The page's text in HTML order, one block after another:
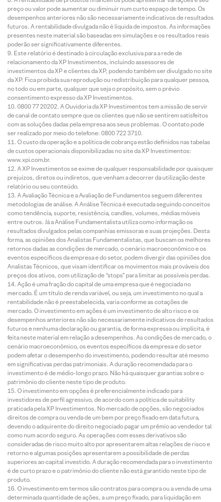
preço ou valor pode aumentar ou diminuir num curto espaço de tempo. Os
desempenhos anteriores não são necessariamente indicativos de resultados
futuros. A rentabilidade divulgada não é líquida de impostos. As informações
presentes neste material são baseadas em simulações e os resultados reais
poderão ser significativamente diferentes.
Este relatório é destinado à circulação exclusiva para a rede de
relacionamento da XP Investimentos, incluindo assessores de
investimentos da XP e clientes da XP, podendo também ser divulgado no site
da XP. Fica proibida sua reprodução ou redistribuição para qualquer pessoa,
no todo ou em parte, qualquer que seja o propósito, sem o prévio
consentimento expresso da XP Investimentos.
0800 77 20202. A Ouvidoria da XP Investimentos tem a missão de servir
de canal de contato sempre que os clientes que não se sentirem satisfeitos
com as soluções dadas pela empresa aos seus problemas. O contato pode
ser realizado por meio do telefone: 0800 722 3710.
O custo da operação e a política de cobrança estão definidos nas tabelas
de custos operacionais disponibilizadas no site da XP Investimentos:
www.xpi.com.br.
A XP Investimentos se exime de qualquer responsabilidade por quaisquer
prejuízos, diretos ou indiretos, que venham a decorrer da utilização deste
relatório ou seu conteúdo.
A Avaliação Técnica e a Avaliação de Fundamentos seguem diferentes
metodologias de análise. A Análise Técnica é executada seguindo conceitos
como tendência, suporte, resistência, candles, volumes, médias móveis
entre outros. Já a Análise Fundamentalista utiliza como informação os
resultados divulgados pelas companhias emissoras e suas projeções. Desta
forma, as opiniões dos Analistas Fundamentalistas, que buscam os melhores
retornos dadas as condições de mercado, o cenário macroeconômico e os
eventos específicos da empresa e do setor, podem divergir das opiniões dos
Analistas Técnicos, que visam identificar os movimentos mais prováveis dos
preços dos ativos, com utilização de “stops” para limitar as possíveis perdas.
Ação é uma fração do capital de uma empresa que é negociada no
mercado. É um título de renda variável, ou seja, um investimento no qual a
rentabilidade não é preestabelecida, varia conforme as cotações de
mercado. O investimento em ações é um investimento de alto risco e os
desempenhos anteriores não são necessariamente indicativos de resultados
futuros e nenhuma declaração ou garantia, de forma expressa ou implícita, é
feita neste material em relação a desempenhos. As condições de mercado, o
cenário macroeconômico, os eventos específicos da empresa e do setor
podem afetar o desempenho do investimento, podendo resultar até mesmo
em significativas perdas patrimoniais. A duração recomendada para o
investimento é de médio-longo prazo. Não há quaisquer garantias sobre o
patrimônio do cliente neste tipo de produto.
O investimento em opções é preferencialmente indicado para
investidores de perfil agressivo, de acordo com a política de suitability
praticada pela XP Investimentos. No mercado de opções, são negociados
direitos de compra ou venda de um bem por preço fixado em data futura,
devendo o adquirente do direito negociado pagar um prêmio ao vendedor tal
como num acordo seguro. As operações com esses derivativos são
consideradas de risco muito alto por apresentarem altas relações de risco e
retorno e algumas posições apresentarem a possibilidade de perdas
superiores ao capital investido. A duração recomendada para o investimento
é de curto prazo e o patrimônio do cliente não está garantido neste tipo de
produto.
O investimento em termos são contratos para compra ou a venda de uma
determinada quantidade de ações, a um preço fixado, para liquidação em